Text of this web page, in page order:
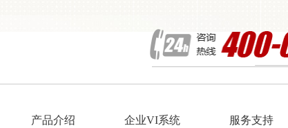
产品介绍 企业VI系统 服务支持